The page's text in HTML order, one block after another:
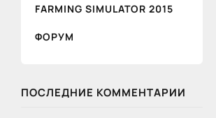
FARMING SIMULATOR 2015
ФОРУМ
ПОСЛЕДНИЕ КОММЕНТАРИИ